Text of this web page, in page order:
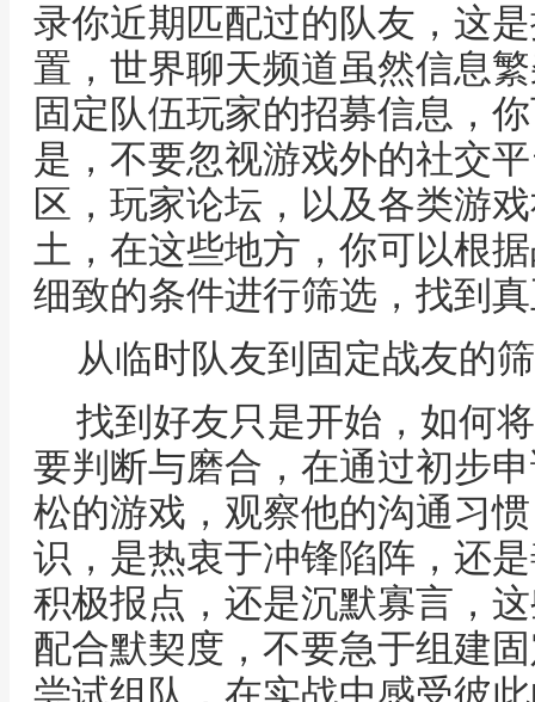
录你近期匹配过的队友，这
置，世界聊天频道虽然信息
固定队伍玩家的招募信息，
是，不要忽视游戏外的社交
区，玩家论坛，以及各类游
土，在这些地方，你可以根
细致的条件进行筛选，找到
从临时队友到固定战友的
找到好友只是开始，如何
要判断与磨合，在通过初步
松的游戏，观察他的沟通习
识，是热衷于冲锋陷阵，还
积极报点，还是沉默寡言，
配合默契度，不要急于组建